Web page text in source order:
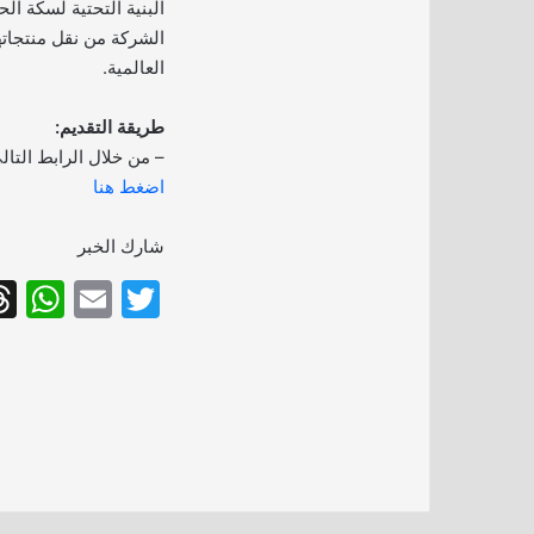
البنية التحتية لسكة
الشركة من نقل
العالمية.
طريقة التقديم:
– من خلال الرابط
اضغط هنا
شارك الخبر
T
E
W